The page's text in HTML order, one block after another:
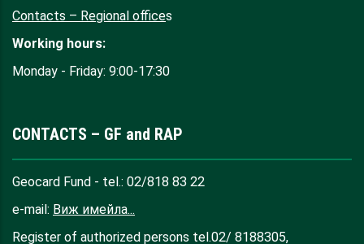
Contacts – Regional offices
Working hours:
Monday - Friday: 9:00-17:30
CONTACTS – GF and RAP
Geocard Fund - tel.: 02/818 83 22
e-mail: Виж имейла...
Register of authorized persons tel.02/ 8188305,